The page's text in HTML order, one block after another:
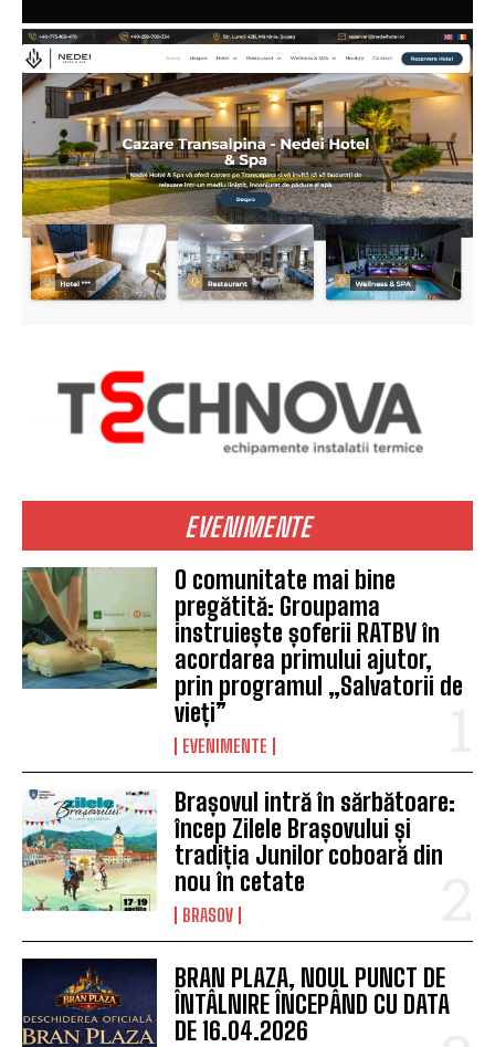
EVENIMENTE
O comunitate mai bine
pregătită: Groupama
instruiește șoferii RATBV în
acordarea primului ajutor,
prin programul „Salvatorii de
vieți”
EVENIMENTE
Brașovul intră în sărbătoare:
încep Zilele Brașovului și
tradiția Junilor coboară din
nou în cetate
BRASOV
BRAN PLAZA, NOUL PUNCT DE
ÎNTÂLNIRE ÎNCEPÂND CU DATA
DE 16.04.2026